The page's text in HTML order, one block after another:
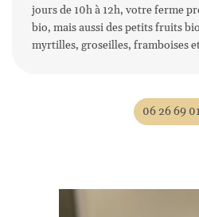
jours de 10h à 12h, votre ferme
bio, mais aussi des petits fruits
myrtilles, groseilles, framboises
06 26 69